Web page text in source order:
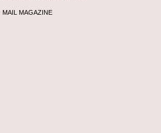
MAIL MAGAZINE